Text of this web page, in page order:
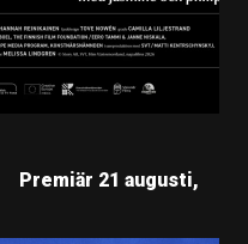
Premiär 21 augusti,